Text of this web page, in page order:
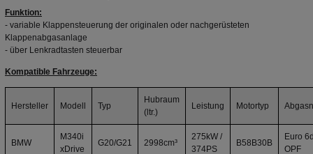
Funktion:
- variable Klappensteuerung der originalen oder nachgerüsteten
Klappenabgasanlage
- über Lenkradtasten steuerbar
Kompatible Fahrzeuge:
Hersteller Modell Typ
Hubraum
(ltr.)
Leistung Motortyp
BMW
M340i
xDrive
G20/G21 2998cm³
275kW /
374PS
B58B30B
Euro
OPF